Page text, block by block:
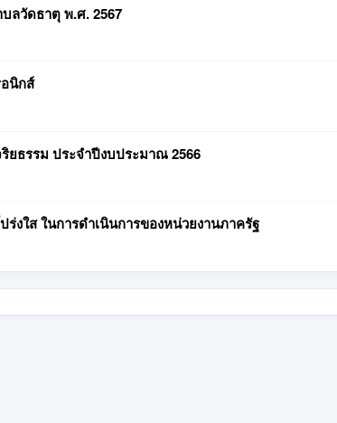
ลวัดธาตุ พ.ศ. 2567
นิกส์
ธรรม ประจำปีงบประมาณ 2566
งใส ในการดำเนินการของหน่วยงานภาครัฐ